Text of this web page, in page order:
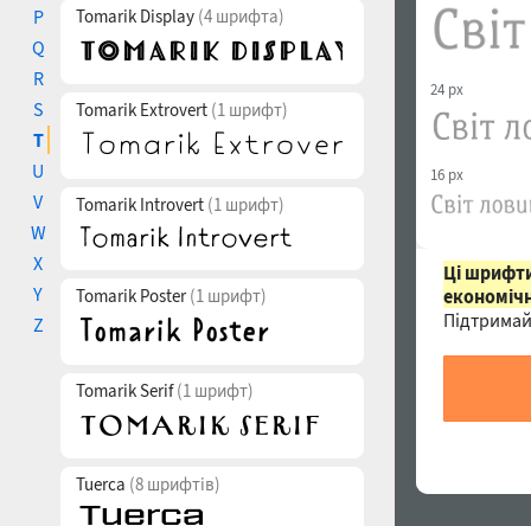
P
Q
R
S
T
U
V
W
X
Y
Z
Tomarik Display (4 шрифта)
Tomarik Extrovert (1 шрифт)
Tomarik Introvert (1 шрифт)
Tomarik Poster(1 шрифт)
Tomarik Serif(1 шрифт)
Tuerca (8 шрифтів)
24 px
16 px
Ці